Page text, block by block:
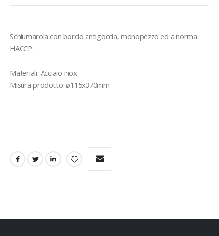
Schiumarola con bordo antigoccia, monopezzo ed a norma
HACCP.
Materiali: Acciaio inox
Misura prodotto: ø115x370mm